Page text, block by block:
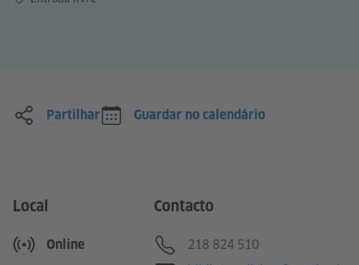
Partilhar Guardar no calendário
Local
Online
Contacto
Telefone
218 824 510